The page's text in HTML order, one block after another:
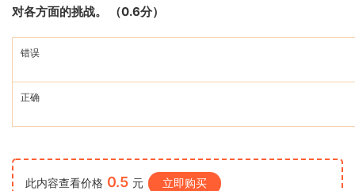
对各方面的挑战。
（0.6分）
错误
正确
此内容查看价格 0.5 元 立即购买